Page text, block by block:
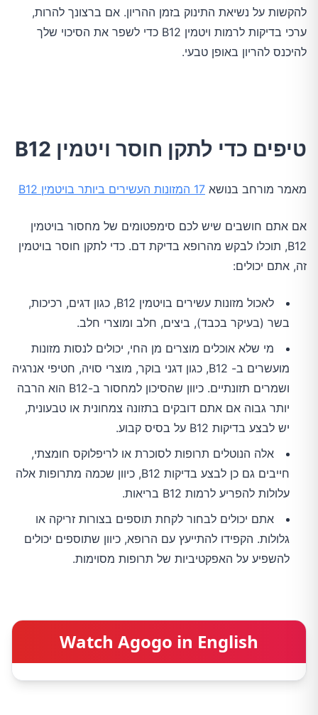
להקשות על נשיאת התינוק בזמן ההריון. אם ברצונך להרות,
ערכי בדיקות לרמות ויטמין B12 כדי לשפר את הסיכוי שלך
להיכנס להריון באופן טבעי.
טיפים כדי לתקן חוסר ויטמין B12
מאמר מורחב בנושא 17 המזונות העשירים ביותר בויטמין B12
אם אתם חושבים שיש לכם סימפטומים של מחסור בויטמין
B12, תוכלו לבקש מהרופא בדיקת דם. כדי לתקן חוסר בויטמין
זה, אתם יכולים:
לאכול מזונות עשירים בויטמין B12, כגון דגים, רכיכות,
בשר (בעיקר בכבד), ביצים, חלב ומוצרי חלב.
מי שלא אוכלים מוצרים מן החי, יכולים לנסות מזונות
מועשרים ב- B12, כגון דגני בוקר, מוצרי סויה, חטיפי אנרגיה
ושמרים תזונתיים. כיוון שהסיכון למחסור ב-B12 הוא הרבה
יותר גבוה אם אתם דובקים בתזונה צמחונית או טבעונית,
יש לבצע בדיקות B12 על בסיס קבוע.
אלה הנוטלים תרופות לסוכרת או לריפלוקס חומצתי,
חייבים גם כן לבצע בדיקות B12, כיוון שכמה מתרופות אלה
עלולות להפריע לרמות B12 בריאות.
אתם יכולים לבחור לקחת תוספים בצורות זריקה או
גלולות. הקפידו להתייעץ עם הרופא, כיוון שתוספים יכולים
להשפיע על האפקטיביות של תרופות מסוימות.
Watch Agogo in English